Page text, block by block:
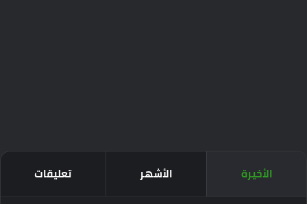
الأخيرة الأشهر تعليقات